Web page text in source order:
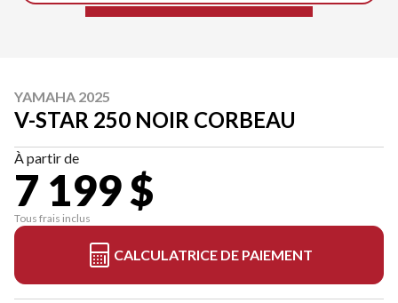
YAMAHA 2025
V-STAR 250 NOIR CORBEAU
À partir de
7 199 $
Tous frais inclus
CALCULATRICE DE PAIEMENT